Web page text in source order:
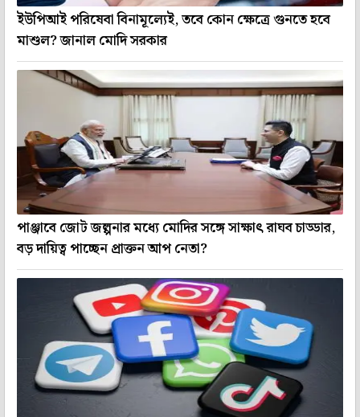
ইউপিআই পরিষেবা বিনামূল্যেই, তবে কোন ক্ষেত্রে গুনতে হবে
মাশুল? জানাল মোদি সরকার
পাঞ্জাবে জোট জল্পনার মধ্যে মোদির সঙ্গে সাক্ষাৎ রাঘব চাড্ডার,
বড় দায়িত্ব পাচ্ছেন প্রাক্তন আপ নেতা?